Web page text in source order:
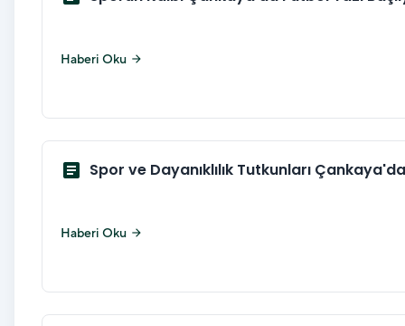
Haberi Oku arrow_forward
article Spor ve Dayanıklılık Tutkunları
Haberi Oku arrow_forward